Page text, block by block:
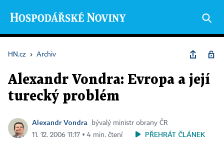
HN.cz › Archiv
Alexandr Vondra: Evropa a její
turecký problém
Alexandr Vondra
bývalý ministr obrany ČR
11. 12. 2006 11:17 ▪ 4 min. čtení
PŘEHRÁT ČLÁNEK